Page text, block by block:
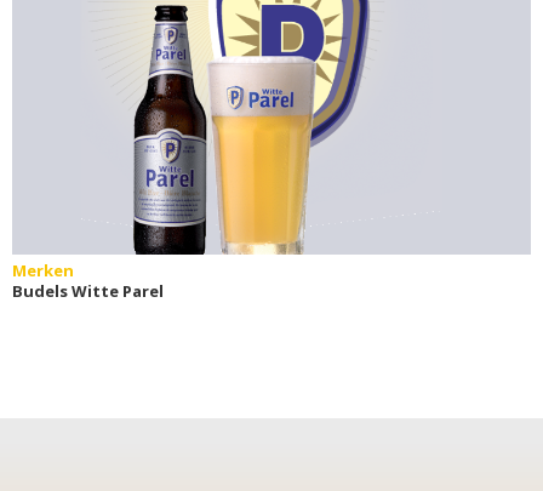
Merken
Budels Witte Parel